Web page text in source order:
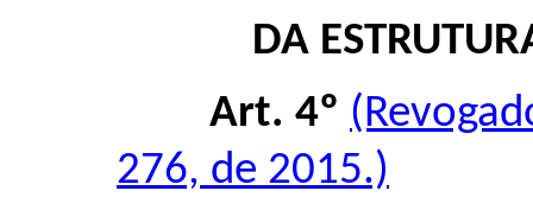
DA
Art. 4º
276, de 2015.)